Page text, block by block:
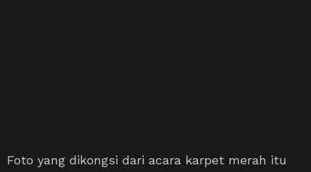
Foto yang dikongsi dari acara karpet merah itu